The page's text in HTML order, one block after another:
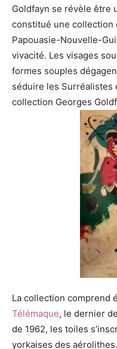
Goldfayn se révèle être
constitué une collection
Papouasie-Nouvelle-
vivacité. Les visages
formes souples
séduire les Surréalistes
collection Georges
La collection comprend
Télémaque, le dernier
de 1962, les toiles
yorkaises des